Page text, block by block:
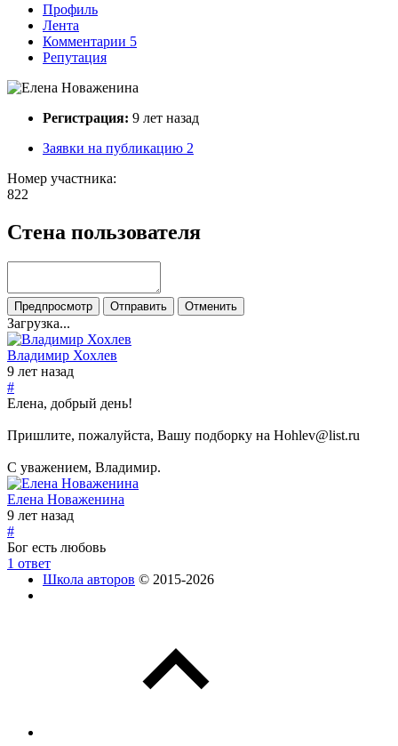
Профиль
Лента
Комментарии 5
Репутация
Регистрация: 9 лет назад
Заявки на публикацию 2
Номер участника:
822
Стена пользователя
Загрузка...
Владимир Хохлев
9 лет назад
#
Елена, добрый день!
Пришлите, пожалуйста, Вашу подборку на Hohlev@list.ru
С уважением, Владимир.
Елена Новаженина
9 лет назад
#
Бог есть любовь
1 ответ
Школа авторов © 2015-2026